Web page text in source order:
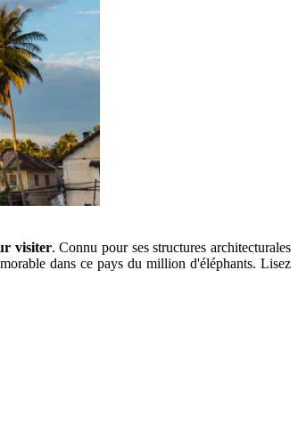
visiter. Connu pour ses structures architecturales
dans ce pays du million d'éléphants. Lisez